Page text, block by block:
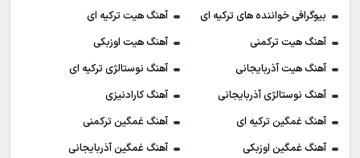
بیوگرافی خواننده های ترکیه ای
آهنگ هیت ترکیه ای
آهنگ هیت ترکمنی
آهنگ هیت اوزبکی
آهنگ هیت آذربایجانی
آهنگ نوستالژی ترکیه ای
آهنگ نوستالژی آذربایجانی
آهنگ کارادنیزی
آهنگ غمگین ترکیه ای
آهنگ غمگین ترکمنی
آهنگ غمگین اوزبکی
آهنگ غمگین آذربایجانی